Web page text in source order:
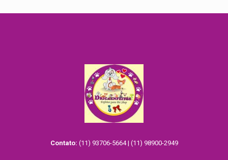
Contato: (11) 93706-5664 | (11) 98900-2949